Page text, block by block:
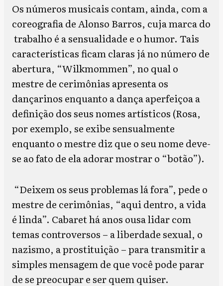
Os números musicais contam, ainda, com a
coreografia de Alonso Barros, cuja marca do
trabalho é a sensualidade e o humor. Tais
características ficam claras já no número de
abertura, “Wilkmommen”, no qual o
mestre de cerimônias apresenta os
dançarinos enquanto a dança aperfeiçoa a
definição dos seus nomes artísticos (Rosa,
por exemplo, se exibe sensualmente
enquanto o mestre diz que o seu nome deve-
se ao fato de ela adorar mostrar o “botão”).
“Deixem os seus problemas lá fora”, pede o
mestre de cerimônias, “aqui dentro, a vida
é linda”. Cabaret há anos ousa lidar com
temas controversos – a liberdade sexual, o
nazismo, a prostituição – para transmitir a
simples mensagem de que você pode parar
de se preocupar e ser quem quiser.